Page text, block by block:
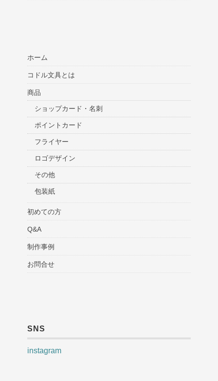
ホーム
コドル文具とは
商品
ショップカード・名刺
ポイントカード
フライヤー
ロゴデザイン
その他
包装紙
初めての方
Q&A
制作事例
お問合せ
SNS
instagram